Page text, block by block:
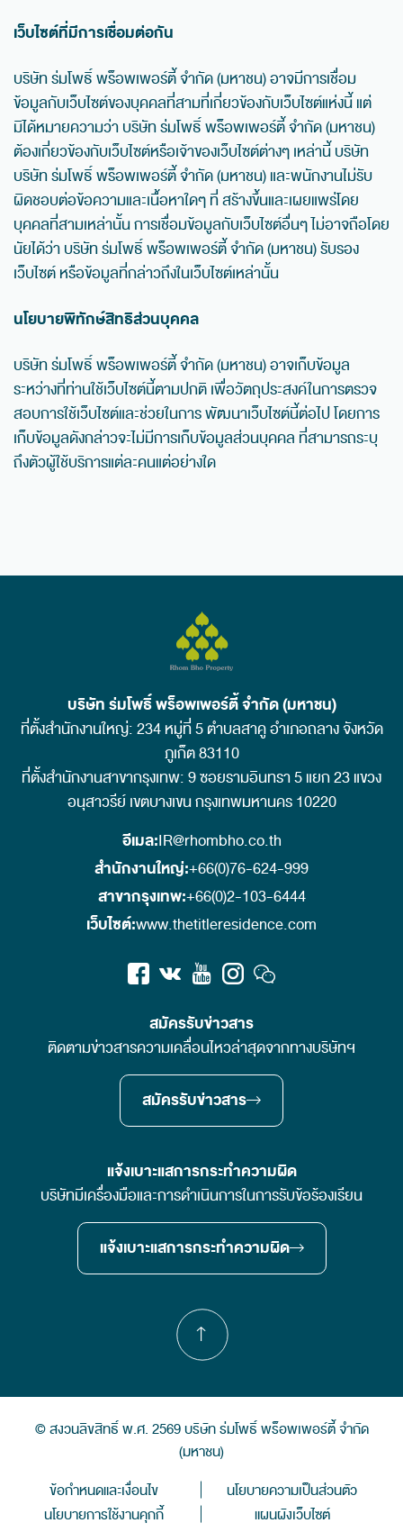
เว็บไซต์ที่มีการเชื่อมต่อกัน
บริษัท ร่มโพธิ์ พร็อพเพอร์ตี้ จำกัด (มหาชน) อาจมีการเชื่อม
ข้อมูลกับเว็บไซต์ของบุคคลที่สามที่เกี่ยวข้องกับเว็บไซต์แห่งนี้ แต่
มิได้หมายความว่า บริษัท ร่มโพธิ์ พร็อพเพอร์ตี้ จำกัด (มหาชน)
ต้องเกี่ยวข้องกับเว็บไซต์หรือเจ้าของเว็บไซต์ต่างๆ เหล่านี้ บริษัท
บริษัท ร่มโพธิ์ พร็อพเพอร์ตี้ จำกัด (มหาชน) และพนักงานไม่รับ
ผิดชอบต่อข้อความและเนื้อหาใดๆ ที่ สร้างขึ้นและเผยแพร่โดย
บุคคลที่สามเหล่านั้น การเชื่อมข้อมูลกับเว็บไซต์อื่นๆ ไม่อาจถือโดย
นัยได้ว่า บริษัท ร่มโพธิ์ พร็อพเพอร์ตี้ จำกัด (มหาชน) รับรอง
เว็บไซต์ หรือข้อมูลที่กล่าวถึงในเว็บไซต์เหล่านั้น
นโยบายพิทักษ์สิทธิส่วนบุคคล
บริษัท ร่มโพธิ์ พร็อพเพอร์ตี้ จำกัด (มหาชน) อาจเก็บข้อมูล
ระหว่างที่ท่านใช้เว็บไซต์นี้ตามปกติ เพื่อวัตถุประสงค์ในการตรวจ
สอบการใช้เว็บไซต์และช่วยในการ พัฒนาเว็บไซต์นี้ต่อไป โดยการ
เก็บข้อมูลดังกล่าวจะไม่มีการเก็บข้อมูลส่วนบุคคล ที่สามารถระบุ
ถึงตัวผู้ใช้บริการแต่ละคนแต่อย่างใด
บริษัท ร่มโพธิ์ พร็อพเพอร์ตี้ จำกัด (มหาชน)
ที่ตั้งสำนักงานใหญ่: 234 หมู่ที่ 5 ตำบลสาคู อำเภอถลาง จังหวัด
ภูเก็ต 83110
ที่ตั้งสำนักงานสาขากรุงเทพ: 9 ซอยรามอินทรา 5 แยก 23 แขวง
อนุสาวรีย์ เขตบางเขน กรุงเทพมหานคร 10220
อีเมล:IR@rhombho.co.th
สำนักงานใหญ่:+66(0)76-624-999
สาขากรุงเทพ:+66(0)2-103-6444
เว็บไซต์:www.thetitleresidence.com
สมัครรับข่าวสาร
ติดตามข่าวสารความเคลื่อนไหวล่าสุดจากทางบริษัทฯ
สมัครรับข่าวสาร
แจ้งเบาะแสการกระทำความผิด
บริษัทมีเครื่องมือและการดำเนินการในการรับข้อร้องเรียน
แจ้งเบาะแสการกระทำความผิด
© สงวนลิขสิทธิ์ พ.ศ. 2569 บริษัท ร่มโพธิ์ พร็อพเพอร์ตี้ จำกัด
(มหาชน)
ข้อกำหนดและเงื่อนไข
นโยบายความเป็นส่วนตัว
นโยบายการใช้งานคุกกี้
แผนผังเว็บไซต์